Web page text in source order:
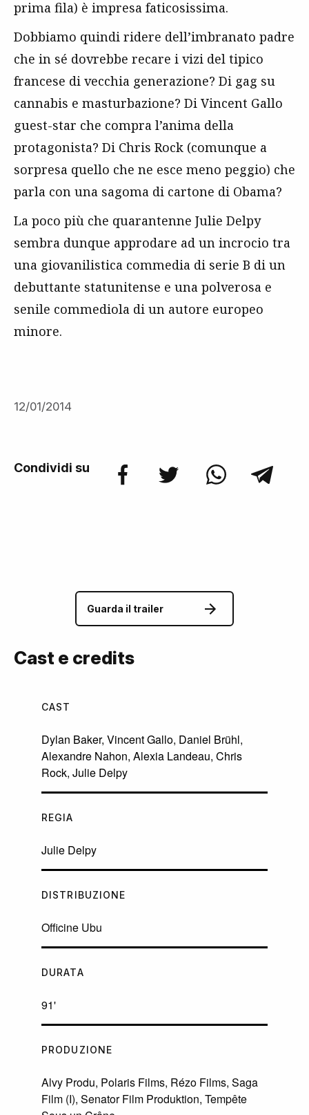
prima fila) è impresa faticosissima.
Dobbiamo quindi ridere dell’imbranato padre
che in sé dovrebbe recare i vizi del tipico
francese di vecchia generazione? Di gag su
cannabis e masturbazione? Di Vincent Gallo
guest-star che compra l’anima della
protagonista? Di Chris Rock (comunque a
sorpresa quello che ne esce meno peggio) che
parla con una sagoma di cartone di Obama?
La poco più che quarantenne Julie Delpy
sembra dunque approdare ad un incrocio tra
una giovanilistica commedia di serie B di un
debuttante statunitense e una polverosa e
senile commediola di un autore europeo
minore.
12/01/2014
Condividi su
Guarda il trailer
Cast e credits
CAST
Dylan Baker, Vincent Gallo, Daniel Brühl,
Alexandre Nahon, Alexia Landeau, Chris
Rock, Julie Delpy
REGIA
Julie Delpy
DISTRIBUZIONE
Officine Ubu
DURATA
91'
PRODUZIONE
Alvy Produ, Polaris Films, Rézo Films, Saga
Film (I), Senator Film Produktion, Tempête